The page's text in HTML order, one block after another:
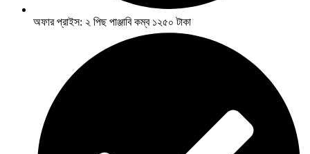
অফার প্রাইস: ২ পিছ পাঞ্জাবি কম্ব ১২৫০ টাকা